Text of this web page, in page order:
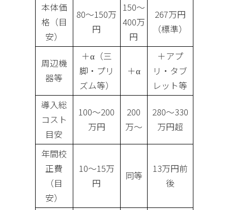
本体価
格（目
安）
80〜150万
円
150〜
400万
円
267万円
（標準）
周辺機
器等
＋α（三
脚・プリ
ズム等）
＋α
＋アプ
リ・タブ
レット等
導入総
コスト
目安
100〜200
万円
200
万〜
280〜330
万円超
年間校
正費
（目
安）
10〜15万
円
同等
13万円前
後